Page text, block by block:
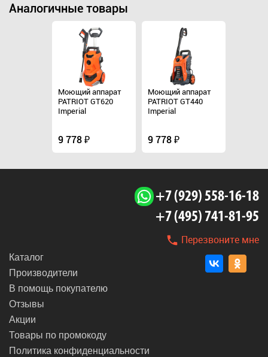
Аналогичные товары
Моющий аппарат
PATRIOT GT620
Imperial
9 778 ₽
Моющий аппарат
PATRIOT GT440
Imperial
9 778 ₽
+7 (929) 558-16-18
+7 (495) 741-81-95
Перезвоните мне
Каталог
Производители
В помощь покупателю
Отзывы
Акции
Товары по промокоду
Политика конфиденциальности